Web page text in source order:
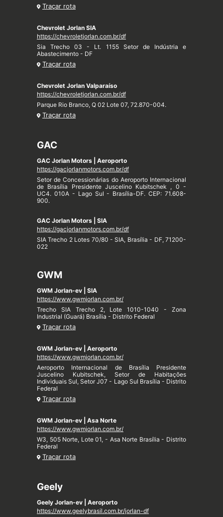
Traçar rota
Chevrolet Jorlan SIA
https://chevroletjorlan.com.br/df
Sia Trecho 03 - Lt. 1155 Setor de Indústria e
Abastecimento - DF
Traçar rota
Chevrolet Jorlan Valparaíso
https://chevroletjorlan.com.br/df
Parque Rio Branco, Q 02 Lote 07, 72.870-004.
Traçar rota
GAC
GAC Jorlan Motors | Aeroporto
https://gacjorlanmotors.com.br/df
Setor de Concessionárias do Aeroporto Internacional
de Brasília Presidente Juscelino Kubitschek , 0 -
UC4. 010A - Lago Sul - Brasília-DF. CEP: 71.608-
900.
GAC Jorlan Motors | SIA
https://gacjorlanmotors.com.br/df
SIA Trecho 2 Lotes 70/80 - SIA, Brasília - DF, 71200-
022
GWM
GWM Jorlan-ev | SIA
https://www.gwmjorlan.com.br/
Trecho SIA Trecho 2, Lote 1010-1040 - Zona
Industrial (Guará) Brasília - Distrito Federal
Traçar rota
GWM Jorlan-ev | Aeroporto
https://www.gwmjorlan.com.br/
Aeroporto Internacional de Brasília Presidente
Juscelino Kubitschek, Setor de Habitações
Individuais Sul, Setor J07 - Lago Sul Brasília - Distrito
Federal
Traçar rota
GWM Jorlan-ev | Asa Norte
https://www.gwmjorlan.com.br/
W3, 505 Norte, Lote 01, - Asa Norte Brasília - Distrito
Federal
Traçar rota
Geely
Geely Jorlan-ev | Aeroporto
https://www.geelybrasil.com.br/jorlan-df